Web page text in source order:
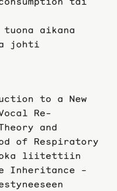
aikana
johti
to a New
Re-
and
of Respiratory
joka liitettiin
Inheritance -